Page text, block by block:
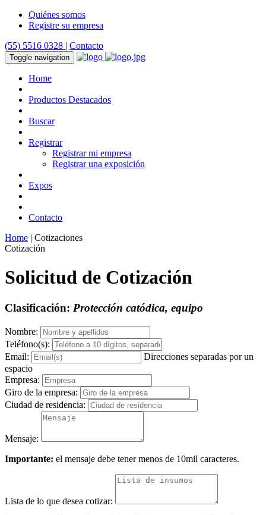
Quiénes somos
Registre su empresa
(55) 5516 0328 | Contacto
Toggle navigation
Home
Productos Destacados
Buscar
Registrar
Registrar mi empresa
Registrar una exposición
Expos
Contacto
Home | Cotizaciones
Cotización
Solicitud de Cotización
Clasificación: Protección catódica, equipo
Nombre:
Teléfono(s):
Email:
Direcciones separadas por un
espacio
Empresa:
Giro de la empresa:
Ciudad de residencia:
Mensaje:
Importante: el mensaje debe tener menos de 10mil caracteres.
Lista de lo que desea cotizar: